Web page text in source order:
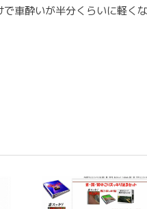
いが半分くらいに軽くな